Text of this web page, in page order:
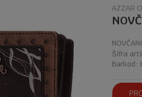
AZZAR
Šifra
Barkod: